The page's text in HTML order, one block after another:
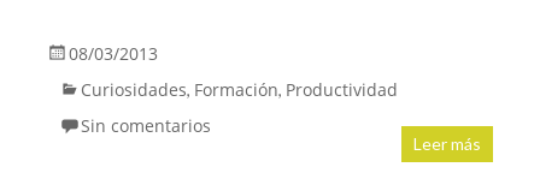
08/03/2013
Curiosidades, Formación, Productividad
Sin comentarios
Leer más